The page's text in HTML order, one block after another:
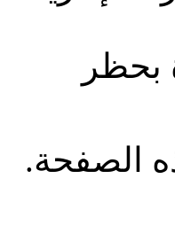
بحظر
الصفحة.